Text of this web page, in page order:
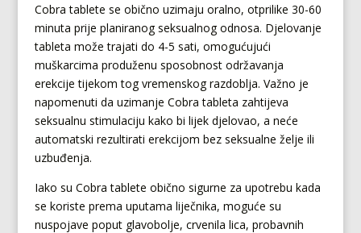
Cobra tablete se obično uzimaju oralno, otprilike 30-60
minuta prije planiranog seksualnog odnosa. Djelovanje
tableta može trajati do 4-5 sati, omogućujući
muškarcima produženu sposobnost održavanja
erekcije tijekom tog vremenskog razdoblja. Važno je
napomenuti da uzimanje Cobra tableta zahtijeva
seksualnu stimulaciju kako bi lijek djelovao, a neće
automatski rezultirati erekcijom bez seksualne želje ili
uzbuđenja.
Iako su Cobra tablete obično sigurne za upotrebu kada
se koriste prema uputama liječnika, moguće su
nuspojave poput glavobolje, crvenila lica, probavnih